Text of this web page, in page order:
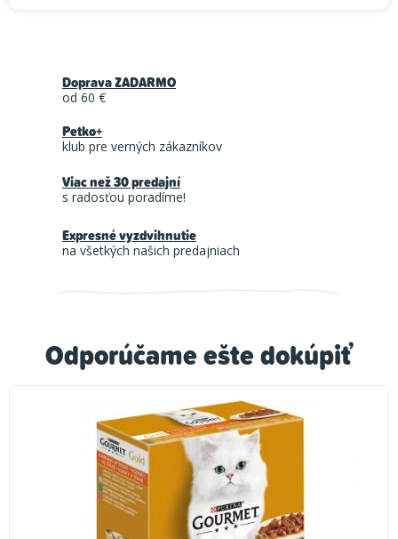
Odporúčame ešte dokúpiť
Doprava ZADARMO
od 60 €
Petko+
klub pre verných zákazníkov
Viac než 30 predajní
s radosťou poradíme!
Expresné vyzdvihnutie
na všetkých našich predajniach